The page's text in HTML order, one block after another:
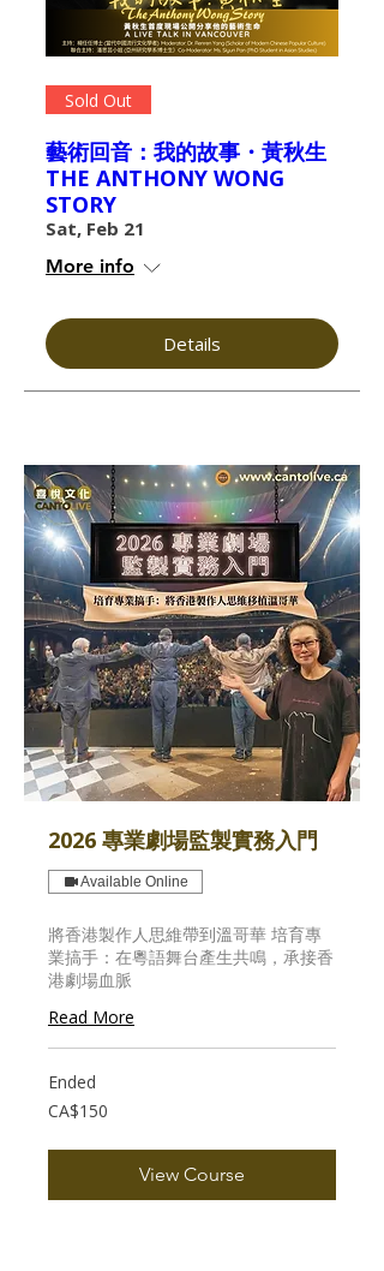
Sold Out
藝術回音：我的故事・黃秋生
THE ANTHONY WONG
STORY
Sat, Feb 21
More info
Details
2026 專業劇場監製實務入門
Available Online
將香港製作人思維帶到溫哥華 培育專
業搞手：在粵語舞台產生共鳴，承接香
港劇場血脈
Read More
Ended
150
Canadian
CA$150
View Course